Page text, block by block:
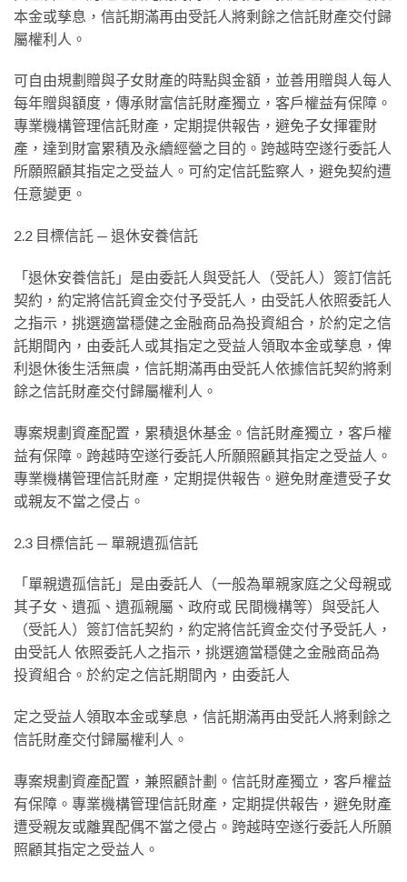
本⾦或孳息，信託期滿再由受託⼈將剩餘之信託財產交付歸
屬權利⼈。
可⾃由規劃贈與⼦⼥財產的時點與⾦額，並善⽤贈與⼈每⼈
每年贈與額度，傳承財富信託財產獨⽴，客戶權益有保障。
專業機構管理信託財產，定期提供報告，避免⼦⼥揮霍財
產，達到財富累積及永續經營之⽬的。跨越時空遂⾏委託⼈
所願照顧其指定之受益⼈。可約定信託監察⼈，避免契約遭
任意變更。
2.2 ⽬標信託 — 退休安養信託
「退休安養信託」是由委託⼈與受託⼈（受託⼈）簽訂信託
契約，約定將信託資⾦交付予受託⼈，由受託⼈依照委託⼈
之指⽰，挑選適當穩健之⾦融商品為投資組合，於約定之信
託期間內，由委託⼈或其指定之受益⼈領取本⾦或孳息，俾
利退休後⽣活無虞，信託期滿再由受託⼈依據信託契約將剩
餘之信託財產交付歸屬權利⼈。
專案規劃資產配置，累積退休基⾦。信託財產獨⽴，客戶權
益有保障。跨越時空遂⾏委託⼈所願照顧其指定之受益⼈。
專業機構管理信託財產，定期提供報告。避免財產遭受⼦⼥
或親友不當之侵占。
2.3 ⽬標信託 — 單親遺孤信託
「單親遺孤信託」是由委託⼈（⼀般為單親家庭之⽗⺟親或
其⼦⼥、遺孤、遺孤親屬、政府或 ⺠間機構等）與受託⼈
（受託⼈）簽訂信託契約，約定將信託資⾦交付予受託⼈，
由受託⼈ 依照委託⼈之指⽰，挑選適當穩健之⾦融商品為
投資組合。於約定之信託期間內，由委託⼈
定之受益⼈領取本⾦或孳息，信託期滿再由受託⼈將剩餘之
信託財產交付歸屬權利⼈。
專案規劃資產配置，兼照顧計劃。信託財產獨⽴，客戶權益
有保障。專業機構管理信託財產，定期提供報告，避免財產
遭受親友或離異配偶不當之侵占。跨越時空遂⾏委託⼈所願
照顧其指定之受益⼈。